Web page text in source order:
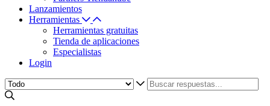
Lanzamientos
Herramientas
Herramientas gratuitas
Tienda de aplicaciones
Especialistas
Login